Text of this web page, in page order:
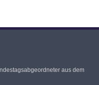
aus dem